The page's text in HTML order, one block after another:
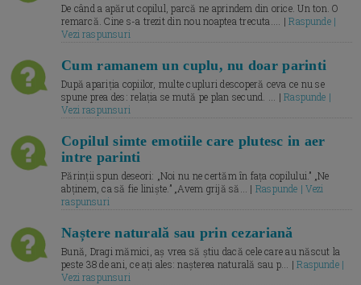
De când a apărut copilul, parcă ne aprindem din orice. Un ton. O
remarcă. Cine s-a trezit din nou noaptea trecuta.... |Raspunde |
Vezi raspunsuri
Cum ramanem un cuplu, nu doar parinti
După apariția copiilor, multe cupluri descoperă ceva ce nu se
spune prea des: relația se mută pe plan secund. ... |Raspunde |
Vezi raspunsuri
Copilul simte emotiile care plutesc in aer
intre parinti
Părinții spun deseori: „Noi nu ne certăm în fața copilului.” „Ne
abținem, ca să fie liniște.” „Avem grijă să... | Raspunde | Vezi
raspunsuri
Naștere naturală sau prin cezariană
Bună, Dragi mămici, aș vrea să știu dacă cele care au născut la
peste 38 de ani, ce ați ales: nașterea naturală sau p... |Raspunde |
Vezi raspunsuri